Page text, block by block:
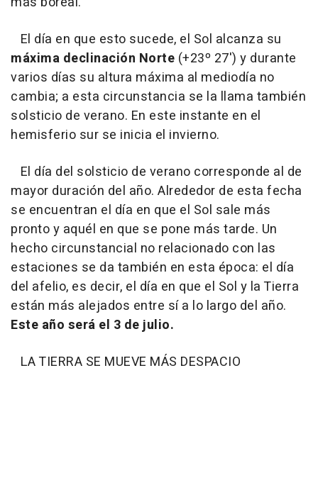
El día en que esto sucede, el Sol alcanza su
máxima declinación Norte (+23º 27') y durante
varios días su altura máxima al mediodía no
cambia; a esta circunstancia se la llama también
solsticio de verano. En este instante en el
hemisferio sur se inicia el invierno.
El día del solsticio de verano corresponde al de
mayor duración del año. Alrededor de esta fecha
se encuentran el día en que el Sol sale más
pronto y aquél en que se pone más tarde. Un
hecho circunstancial no relacionado con las
estaciones se da también en esta época: el día
del afelio, es decir, el día en que el Sol y la Tierra
están más alejados entre sí a lo largo del año.
Este año será el 3 de julio.
LA TIERRA SE MUEVE MÁS DESPACIO